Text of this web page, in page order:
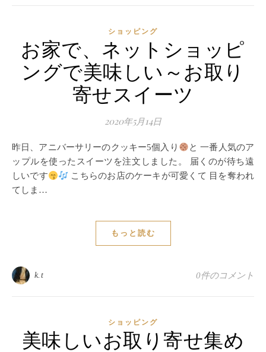
ショッピング
お家で、ネットショッピ
ングで美味しい～お取り
寄せスイーツ
2020年5月14日
昨日、アニバーサリーのクッキー5個入り
と 一番人気のア
ップルを使ったスイーツを注文しました。 届くのが待ち遠
しいです
こちらのお店のケーキが可愛くて 目を奪われ
てしま…
もっと読む
k.t 0件のコメント
ショッピング
美味しいお取り寄せ集め